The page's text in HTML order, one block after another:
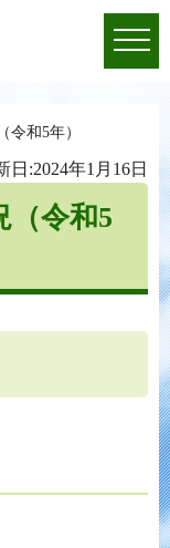
令和5年）
日:2024年1月16日
（令和5